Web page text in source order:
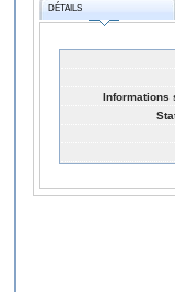
DÉTAILS
Informations